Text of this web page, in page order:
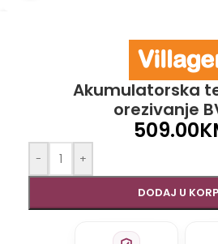
Akumulatorska
orezivanje
509.00
- +
DODAJ U